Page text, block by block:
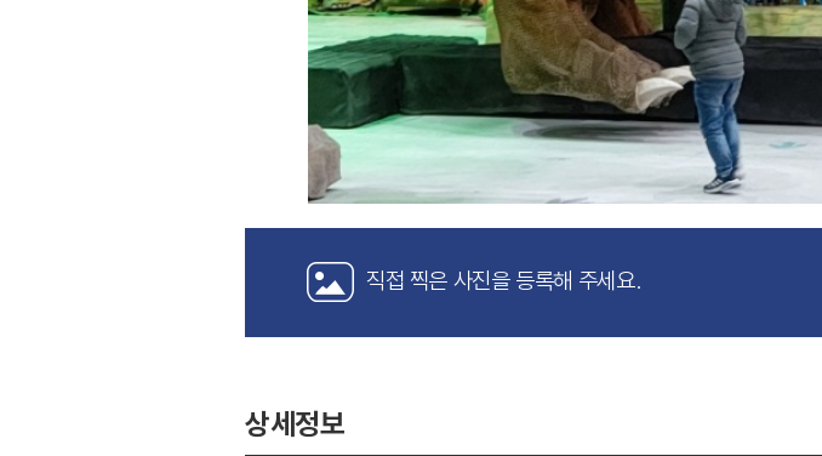
직접 찍은 사진을 등록해 주세요.
상세정보